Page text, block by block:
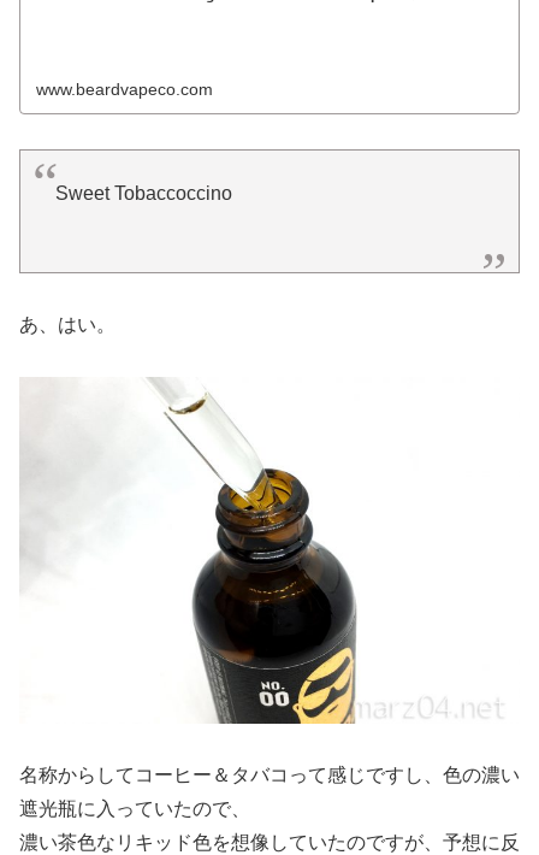
www.beardvapeco.com
Sweet Tobaccoccino
あ、はい。
名称からしてコーヒー＆タバコって感じですし、色の濃い
遮光瓶に入っていたので、
濃い茶色なリキッド色を想像していたのですが、予想に反